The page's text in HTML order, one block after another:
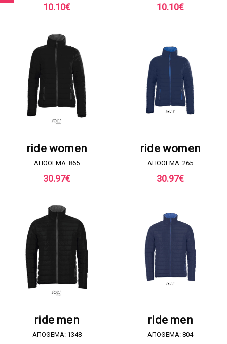
10.10€ 10.10€
ride women
ΑΠΟΘΕΜΑ: 865
30.97€
ride women
ΑΠΟΘΕΜΑ: 265
30.97€
ride men
ΑΠΟΘΕΜΑ: 1348
ride men
ΑΠΟΘΕΜΑ: 804